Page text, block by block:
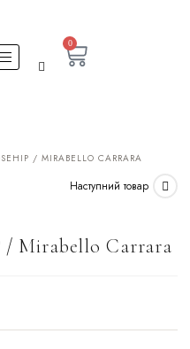
0
/ MIRABELLO CARRARA
Наступний товар
/ Mirabello Carrara